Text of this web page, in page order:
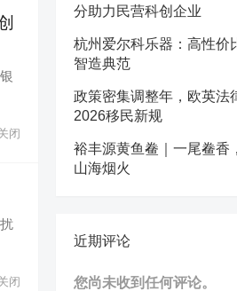
闭
闭
分助力民营科创企业
杭州爱尔科乐器：高性价
智造典范
政策密集调整年，欧英法
2026移民新规
裕丰源黄鱼鲞｜一尾鲞香
山海烟火
近期评论
您尚未收到任何评论。